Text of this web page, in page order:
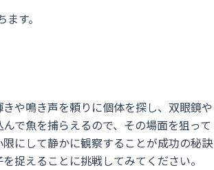
す。
や鳴き声を頼りに個体を探し、双眼鏡や
で魚を捕らえるので、その場面を狙って
にして静かに観察することが成功の秘訣
捉えることに挑戦してみてください。